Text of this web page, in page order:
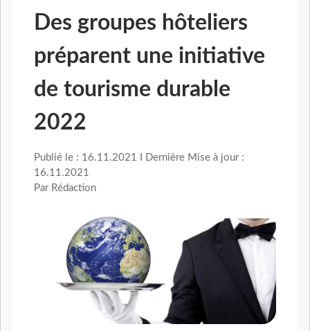
Des groupes hôteliers
préparent une initiative
de tourisme durable
2022
Publié le : 16.11.2021 I Dernière Mise à jour :
16.11.2021
Par Rédaction